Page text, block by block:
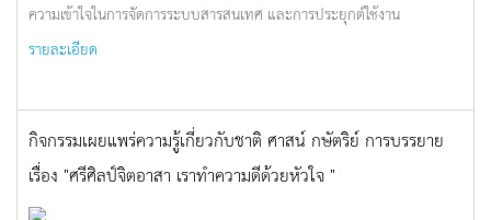
ความเข้าใจในการจัดการระบบสารสนเทศ และการประยุกต์ใช้งาน
รายละเอียด
กิจกรรมเผยแพร่ความรู้เกี่ยวกับชาติ ศาสน์ กษัตริย์ การบรรยาย
เรื่อง "ศรีศิลป์จิตอาสา เราทำความดีด้วยหัวใจ "